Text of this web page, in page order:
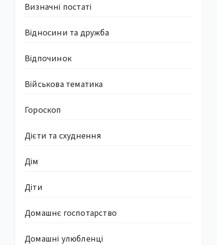
Визначні постаті
Відносини та дружба
Відпочинок
Військова тематика
Гороскоп
Дієти та схуднення
Дім
Діти
Домашнє госпотарство
Домашні улюбленці